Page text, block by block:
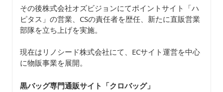
その後株式会社オズビジョンにてポイントサイト「ハ
ピタス」の営業、CSの責任者を歴任、新たに直販営業
部隊を立ち上げを実施。
現在はリノシード株式会社にて、ECサイト運営を中心
に物販事業を展開。
黒バッグ専門通販サイト「クロバッグ」